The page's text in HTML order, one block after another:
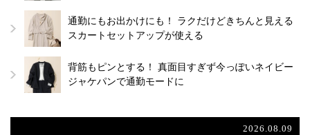
通勤にもお出かけにも！ ラクだけどきちんと見える
スカートセットアップが使える
背筋もピンとする！ 真面目すぎず今っぽいネイビー
ジャケパンで通勤モードに
2026.08.09